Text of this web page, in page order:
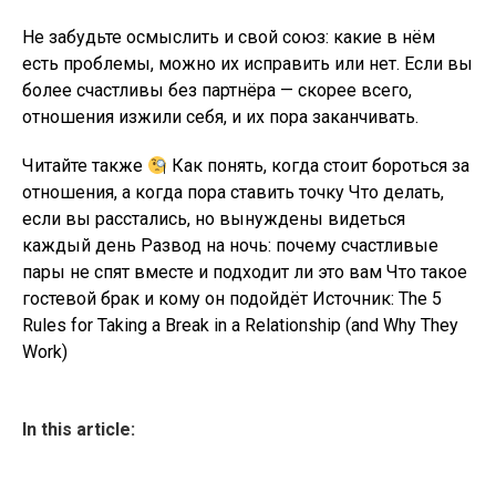
Не забудьте осмыслить и свой союз: какие в нём
есть проблемы, можно их исправить или нет. Если вы
более счастливы без партнёра — скорее всего,
отношения изжили себя, и их пора заканчивать.
Читайте также
Как понять, когда стоит бороться за
отношения, а когда пора ставить точку Что делать,
если вы расстались, но вынуждены видеться
каждый день Развод на ночь: почему счастливые
пары не спят вместе и подходит ли это вам Что такое
гостевой брак и кому он подойдёт Источник: The 5
Rules for Taking a Break in a Relationship (and Why They
Work)
In this article: